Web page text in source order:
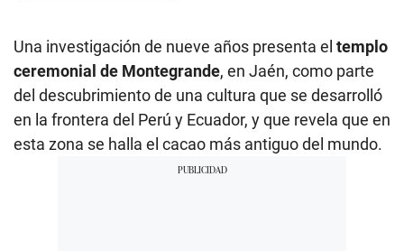
Una investigación de nueve años presenta el templo
ceremonial de Montegrande, en Jaén, como parte
del descubrimiento de una cultura que se desarrolló
en la frontera del Perú y Ecuador, y que revela que en
esta zona se halla el cacao más antiguo del mundo.